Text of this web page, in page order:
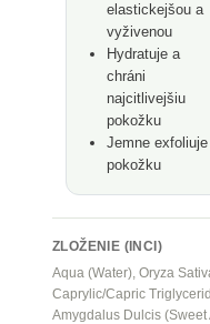
elastickejšou a
vyživenou
Hydratuje a
chráni
najcitlivejšiu
pokožku
Jemne exfoliuje
pokožku
ZLOŽENIE (INCI)
Aqua (Water), Oryza
Caprylic/Capric
Amygdalus Dulcis (Sweet